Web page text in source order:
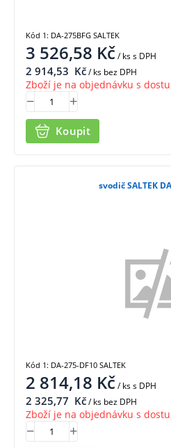
3 526,58 Kč/ kss DPH
2 914,53 Kč/ ks bez DPH
Zboží je na objednávku s
Koupit
Kód 1: DA-275BFG SALTEK
svodič SALTEK
2 814,18 Kč/ kss DPH
2 325,77 Kč/ ks bez DPH
Zboží je na objednávku s
Kód 1: DA-275-DF10 SALTEK